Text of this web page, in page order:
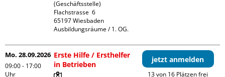
(Geschäftsstelle)
Flachstrasse  6
65197 Wiesbaden
Ausbildungsräume / 1. OG.
Mo. 28.09.2026
09:00 - 17:00
Uhr
Erste Hilfe / Ersthelfer
in Betrieben
jetzt anmelden
13 von 16 Plätzen frei